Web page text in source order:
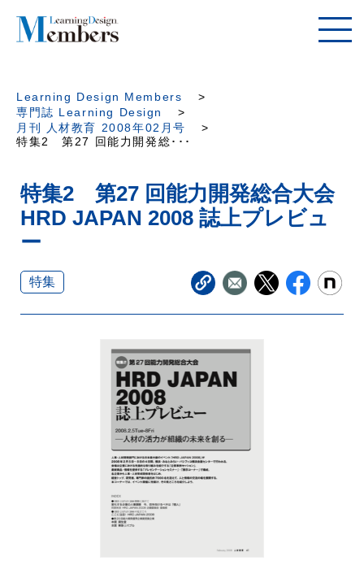
Learning Design Members
専門誌 Learning Design
月刊 人材教育 2008年02月号
特集2 第27 回能力開発総･･･
特集2 第27 回能力開発総合大会
HRD JAPAN 2008 誌上プレビュ
ー
特集